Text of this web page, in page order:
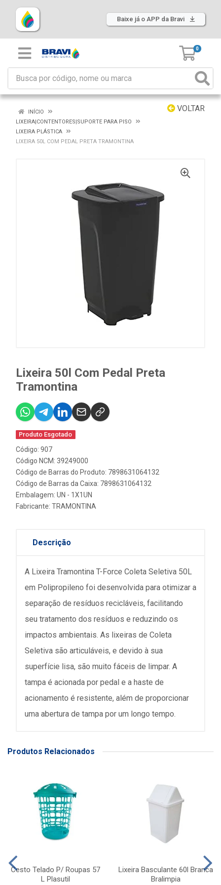
Baixe já o APP da Bravi
0
VOLTAR
INÍCIO
LIXEIRA|CONTENTORES|SUPORTE PARA PISO
LIXEIRA PLÁSTICA
LIXEIRA 50L COM PEDAL PRETA TRAMONTINA
Lixeira 50l Com Pedal Preta
Tramontina
Produto Esgotado
Código: 907
Código NCM: 39249000
Código de Barras do Produto: 7898631064132
Código de Barras da Caixa: 7898631064132
Embalagem: UN - 1X1UN
Fabricante: TRAMONTINA
Descrição
A Lixeira Tramontina T-Force Coleta Seletiva 50L
em Polipropileno foi desenvolvida para otimizar a
separação de resíduos recicláveis, facilitando
seu tratamento dos resíduos e reduzindo os
impactos ambientais. As lixeiras de Coleta
Seletiva são articuláveis, e devido à sua
superfície lisa, são muito fáceis de limpar. A
tampa é acionada por pedal e a haste de
acionamento é resistente, além de proporcionar
uma abertura de tampa por um longo tempo.
Produtos Relacionados
Cesto Telado P/ Roupas 57
L Plasutil
Lixeira Basculante 60l Branca
Bralimpia